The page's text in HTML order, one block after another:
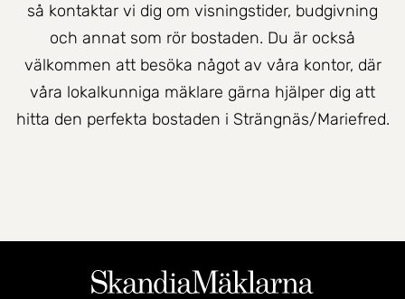
så kontaktar vi dig om visningstider, budgivning
och annat som rör bostaden. Du är också
välkommen att besöka något av våra kontor, där
våra lokalkunniga mäklare gärna hjälper dig att
hitta den perfekta bostaden i Strängnäs/Mariefred.